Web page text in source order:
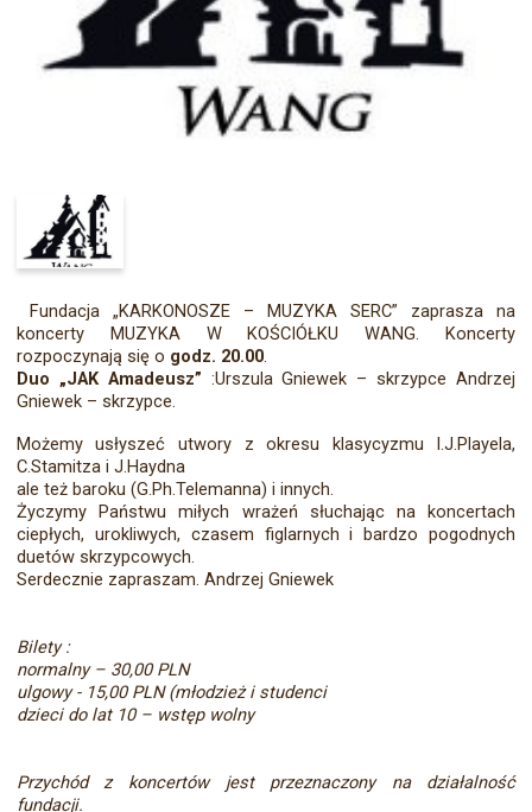
Fundacja „KARKONOSZE – MUZYKA SERC” zaprasza na
koncerty MUZYKA W KOŚCIÓŁKU WANG.
Koncerty
rozpoczynają się o godz. 20.00.
Duo „JAK Amadeusz” :Urszula Gniewek – skrzypce Andrzej
Gniewek – skrzypce.
Możemy usłyszeć utwory z okresu klasycyzmu I.J.Playela,
C.Stamitza i J.Haydna
ale też baroku (G.Ph.Telemanna) i innych.
Życzymy Państwu miłych wrażeń słuchając na koncertach
ciepłych, urokliwych, czasem figlarnych i bardzo pogodnych
duetów skrzypcowych.
Serdecznie zapraszam. Andrzej Gniewek
Bilety :
normalny – 30,00 PLN
ulgowy - 15,00 PLN (młodzież i studenci
dzieci do lat 10 – wstęp wolny
Przychód z koncertów jest przeznaczony na działalność
fundacji.